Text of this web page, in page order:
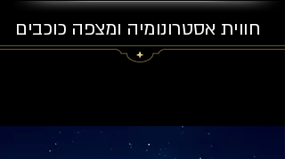
חווית אסטרונומיה ומצפה כוכבים